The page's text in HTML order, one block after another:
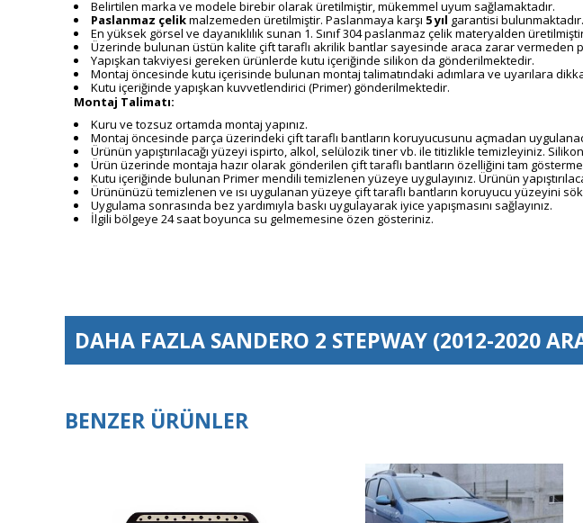
Belirtilen marka ve modele birebir olarak üretilmiştir, mükemmel uyum sağlamaktadır.
Paslanmaz çelikmalzemeden üretilmiştir. Paslanmaya karşı 5 yıl garantisi bulunmaktadır.
En yüksek görsel ve dayanıklılık sunan 1. Sınıf 304 paslanmaz çelik materyalden
Üzerinde bulunan üstün kalite çift taraflı akrilik bantlar sayesinde araca zarar vermeden
Yapışkan takviyesi gereken ürünlerde kutu içeriğinde silikon da gönderilmektedir.
Montaj öncesinde kutu içerisinde bulunan montaj talimatındaki adımlara ve uyarılara
Kutu içeriğinde yapışkan kuvvetlendirici (Primer) gönderilmektedir.
Montaj Talimatı:
Kuru ve tozsuz ortamda montaj yapınız.
Montaj öncesinde parça üzerindeki çift taraflı bantların koruyucusunu açmadan
Ürünün yapıştırılacağı yüzeyi ispirto, alkol, selülozik tiner vb. ile titizlikle temizleyiniz.
Ürün üzerinde montaja hazır olarak gönderilen çift taraflı bantların özelliğini tam
Kutu içeriğinde bulunan Primer mendili temizlenen yüzeye uygulayınız. Ürünün
Ürününüzü temizlenen ve ısı uygulanan yüzeye çift taraflı bantların koruyucu yüzeyini
Uygulama sonrasında bez yardımıyla baskı uygulayarak iyice yapışmasını sağlayınız.
İlgili bölgeye 24 saat boyunca su gelmemesine özen gösteriniz.
DAHA FAZLA SANDERO 2 STEPWAY (2012-2020
BENZER ÜRÜNLER